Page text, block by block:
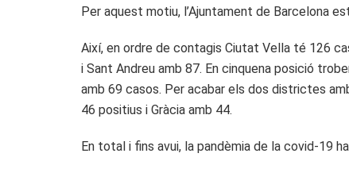
Per aquest motiu, l’Ajuntament de Barcelona
Així, en ordre de contagis Ciutat Vella té 126
i Sant Andreu amb 87. En cinquena posició
amb 69 casos. Per acabar els dos districtes
46 positius i Gràcia amb 44.
En total i fins avui, la pandèmia de la covid-19